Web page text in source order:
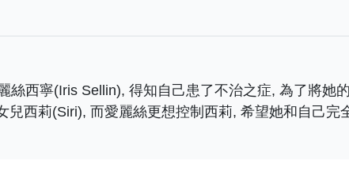
絲西寧(Iris Sellin), 得知自己患了不治之症, 為了將她
西莉(Siri), 而愛麗絲更想控制西莉, 希望她和自己完